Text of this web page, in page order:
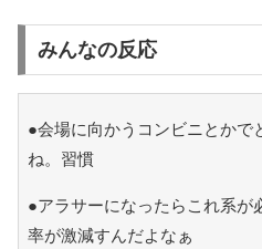
みんなの反応
●会場に向かうコンビニとかで
ね。習慣
●アラサーになったらこれ系が
率が激減すんだよなぁ